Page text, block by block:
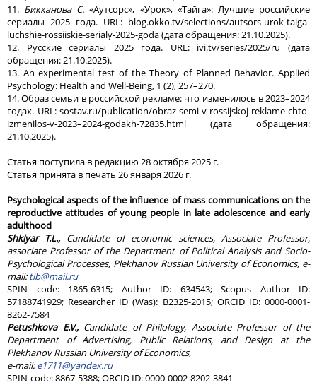
11. Бикканова С. «Аутсорс», «Урок», «Тайга»: Лучшие российские
сериалы 2025 года. URL: blog.okko.tv/selections/autsors-urok-taiga-
luchshie-rossiiskie-serialy-2025-goda (дата обращения: 21.10.2025).
12. Русские сериалы 2025 года. URL: ivi.tv/series/2025/ru (дата
обращения: 21.10.2025).
13. An experimental test of the Theory of Planned Behavior. Applied
Psychology: Health and Well-Being, 1 (2), 257–270.
14. Образ семьи в российской рекламе: что изменилось в 2023–2024
годах. URL: sostav.ru/publication/obraz-semi-v-rossijskoj-reklame-chto-
izmenilos-v-2023–2024-godakh-72835.html (дата обращения:
21.10.2025).
Статья поступила в редакцию 28 октября 2025 г.
Статья принята в печать 26 января 2026 г.
Psychological aspects of the influence of mass communications on the
reproductive attitudes of young people in late adolescence and early
adulthood
Shklyar T.L., Candidate of economic sciences, Associate Professor,
associate Professor of the Department of Political Analysis and Socio-
Psychological Processes, Plekhanov Russian University of Economics, e-
mail:tlb@mail.ru
SPIN code: 1865-6315; Author ID: 634543; Scopus Author ID:
57188741929; Researcher ID (Was): B2325-2015; ORCID ID: 0000-0001-
8262-7584
Petushkova E.V., Candidate of Philology, Associate Professor of the
Department of Advertising, Public Relations, and Design at the
Plekhanov Russian University of Economics,
e-mail:e1711@yandex.ru
SPIN-code: 8867-5388; ORCID ID: 0000-0002-8202-3841